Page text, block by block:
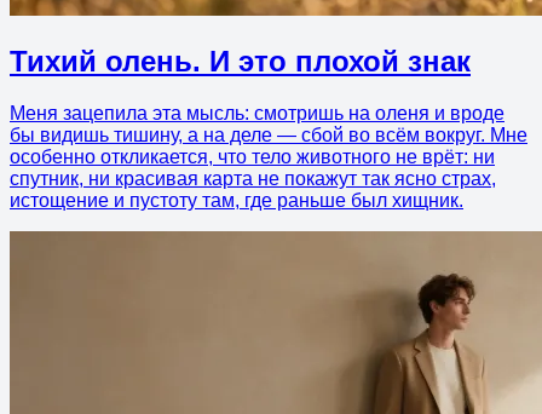
Тихий олень. И это плохой знак
Меня зацепила эта мысль: смотришь на оленя и вроде
бы видишь тишину, а на деле — сбой во всём вокруг. Мне
особенно откликается, что тело животного не врёт: ни
спутник, ни красивая карта не покажут так ясно страх,
истощение и пустоту там, где раньше был хищник.